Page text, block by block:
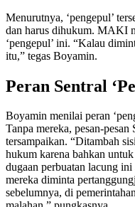
Menurutnya, ‘pengepul’
dan harus dihukum. MAKI
‘pengepul’ ini. “Kalau
itu,” tegas Boyamin.
Peran Sentral
Boyamin menilai peran
Tanpa mereka, pesan-
tersampaikan. “Ditambah
hukum karena bahkan
dugaan perbuatan lacung
mereka diminta
sebelumnya, di